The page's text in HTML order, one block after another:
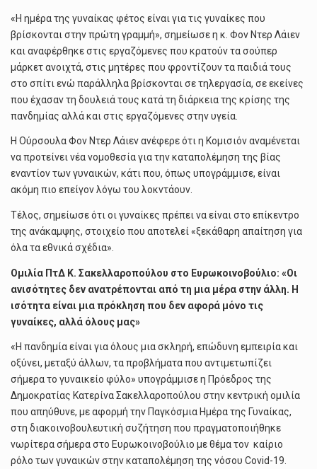
«Η ημέρα της γυναίκας φέτος είναι για τις γυναίκες που
βρίσκονται στην πρώτη γραμμή», σημείωσε η κ. Φον Ντερ Λάιεν
και αναφέρθηκε στις εργαζόμενες που κρατούν τα σούπερ
μάρκετ ανοιχτά, στις μητέρες που φροντίζουν τα παιδιά τους
στο σπίτι ενώ παράλληλα βρίσκονται σε τηλεργασία, σε εκείνες
που έχασαν τη δουλειά τους κατά τη διάρκεια της κρίσης της
πανδημίας αλλά και στις εργαζόμενες στην υγεία.
Η Ούρσουλα Φον Ντερ Λάιεν ανέφερε ότι η Κομισιόν αναμένεται
να προτείνει νέα νομοθεσία για την καταπολέμηση της βίας
εναντίον των γυναικών, κάτι που, όπως υπογράμμισε, είναι
ακόμη πιο επείγον λόγω του λοκντάουν.
Τέλος, σημείωσε ότι οι γυναίκες πρέπει να είναι στο επίκεντρο
της ανάκαμψης, στοιχείο που αποτελεί «ξεκάθαρη απαίτηση για
όλα τα εθνικά σχέδια».
Ομιλία ΠτΔ Κ. Σακελλαροπούλου στο Ευρωκοινοβούλιο: «Oι
ανισότητες δεν ανατρέπονται από τη μια μέρα στην άλλη. Η
ισότητα είναι μια πρόκληση που δεν αφορά μόνο τις
γυναίκες, αλλά όλους μας»
«Η πανδημία είναι για όλους μια σκληρή, επώδυνη εμπειρία και
οξύνει, μεταξύ άλλων, τα προβλήματα που αντιμετωπίζει
σήμερα το γυναικείο φύλο» υπογράμμισε η Πρόεδρος της
Δημοκρατίας Κατερίνα Σακελλαροπούλου στην κεντρική ομιλία
που απηύθυνε, με αφορμή την Παγκόσμια Ημέρα της Γυναίκας,
στη διακοινοβουλευτική συζήτηση που πραγματοποιήθηκε
νωρίτερα σήμερα στο Ευρωκοινοβούλιο με θέμα τον καίριο
ρόλο των γυναικών στην καταπολέμηση της νόσου Covid-19.